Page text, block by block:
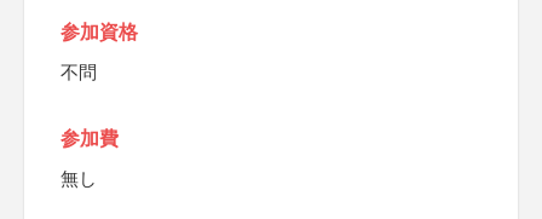
参加資格
不問
参加費
無し